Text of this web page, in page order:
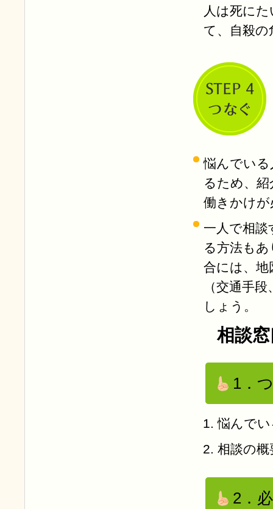
人は死に
て、自殺
悩んでい
るため、
働きかけ
一人で相
る方法も
合には、
（交通手
しょう。
相談
1．
悩んで
相談の
2．